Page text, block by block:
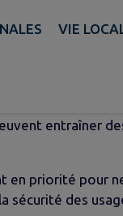
VIE
entraîner
en priorité pour
sécurité des